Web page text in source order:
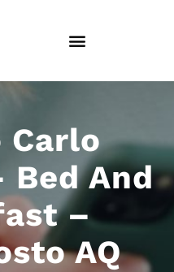
Carlo
And
–
AQ